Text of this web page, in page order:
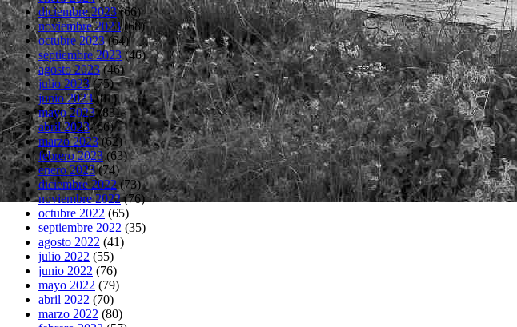
diciembre 2023(66)
noviembre 2023(68)
octubre 2023(64)
septiembre 2023(46)
agosto 2023(46)
julio 2023(75)
junio 2023(81)
mayo 2023(83)
abril 2023(66)
marzo 2023(62)
febrero 2023(63)
enero 2023(74)
diciembre 2022(73)
noviembre 2022(76)
octubre 2022 (65)
septiembre 2022 (35)
agosto 2022 (41)
julio 2022 (55)
junio 2022 (76)
mayo 2022 (79)
abril 2022 (70)
marzo 2022 (80)